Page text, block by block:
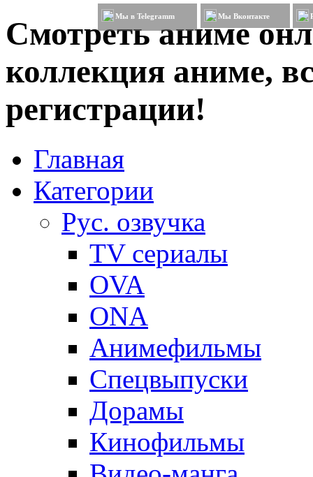
Смотреть аниме
коллекция аниме,
регистрации!
Мы в Telegramm Мы Вконтакте
Главная
Категории
Рус. озвучка
TV сериалы
OVA
ONA
Анимефильмы
Спецвыпуски
Дорамы
Кинофильмы